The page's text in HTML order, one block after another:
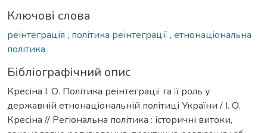
Ключові слова
реінтеграція , політика реінтеграції, етнонаціональна
політика
Бібліографічний опис
Кресіна І. О. Політика реінтеграції та її роль у
державній етнонаціональній політиці України / І. О.
Кресіна // Регіональна політика : історичні витоки,